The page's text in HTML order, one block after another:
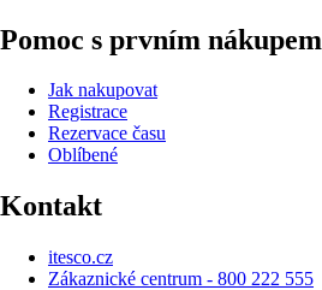
Pomoc s prvním nákupem
Jak nakupovat
Registrace
Rezervace času
Oblíbené
Kontakt
itesco.cz
Zákaznické centrum - 800 222 555